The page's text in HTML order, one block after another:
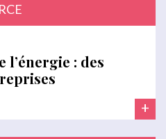
l’énergie : des
+